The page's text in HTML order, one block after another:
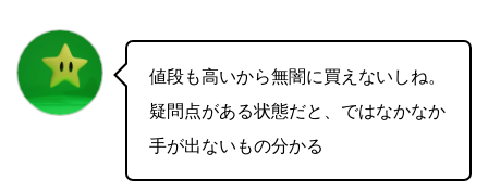
値段も高いから無闇に買えないしね。
疑問点がある状態だと、ではなかなか
手が出ないもの分かる